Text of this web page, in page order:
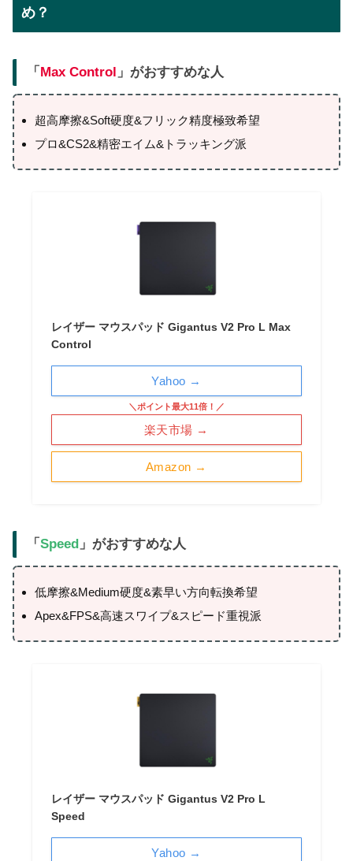
め？
「 Max Control 」がおすすめな人
超高摩擦&Soft硬度&フリック精度極致希望
プロ&CS2&精密エイム&トラッキング派
レイザー マウスパッド Gigantus V2 Pro L Max
Control
Amazon →
＼ポイント最大11倍！／
楽天市場 →
Yahoo →
「Speed 」がおすすめな人
低摩擦&Medium硬度&素早い方向転換希望
Apex&FPS&高速スワイプ&スピード重視派
レイザー マウスパッド Gigantus V2 Pro L
Speed
Yahoo →